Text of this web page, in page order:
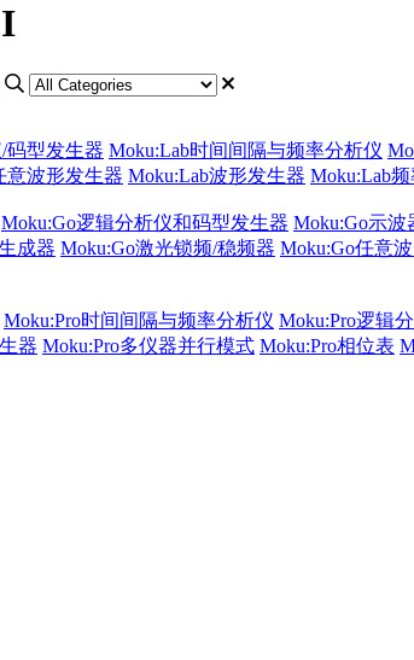
码型发生器 Moku:Lab时间间隔与频率分析仪
意波形发生器 Moku:Lab波形发生器 Moku:Lab
Moku:Go逻辑分析仪和码型发生器 Moku:Go示波
成器 Moku:Go激光锁频/稳频器 Moku:Go任意
Moku:Pro时间间隔与频率分析仪 Moku:Pro逻辑
器 Moku:Pro多仪器并行模式 Moku:Pro相位表